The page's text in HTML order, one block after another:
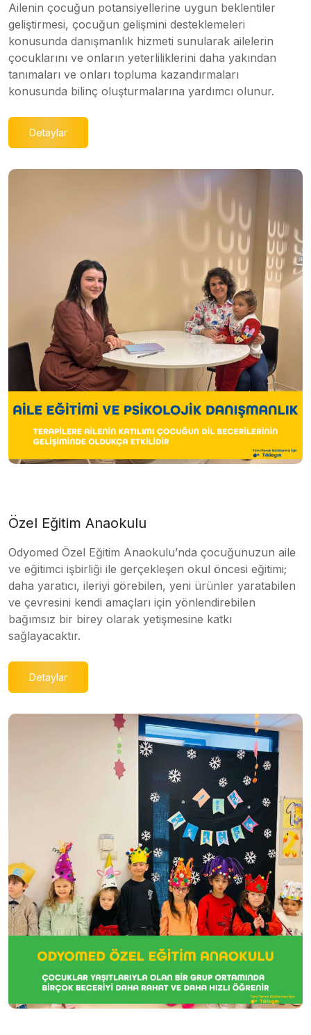
Ailenin çocuğun potansiyellerine uygun beklentiler
geliştirmesi, çocuğun gelişmini desteklemeleri
konusunda danışmanlık hizmeti sunularak ailelerin
çocuklarını ve onların yeterliliklerini daha yakından
tanımaları ve onları topluma kazandırmaları
konusunda bilinç oluşturmalarına yardımcı olunur.
Detaylar
Özel Eğitim Anaokulu
Odyomed Özel Eğitim Anaokulu’nda çocuğunuzun aile
ve eğitimci işbirliği ile gerçekleşen okul öncesi eğitimi;
daha yaratıcı, ileriyi görebilen, yeni ürünler yaratabilen
ve çevresini kendi amaçları için yönlendirebilen
bağımsız bir birey olarak yetişmesine katkı
sağlayacaktır.
Detaylar